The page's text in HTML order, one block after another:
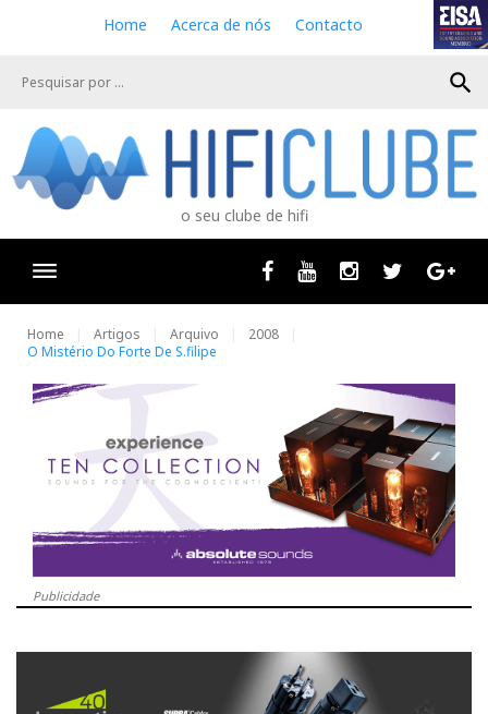
e
Home Acerca de nós Contacto
search
o seu clube de hifi
Facebook
Youtube InstagramTwitter
Home Artigos Arquivo
2008
O Mistério Do Forte De S.filipe
Publicidade